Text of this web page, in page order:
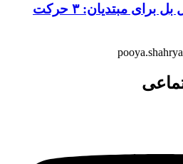
تمرینات مچ اندازی با کتل بل برای مبتدیان: ۳ حرکت